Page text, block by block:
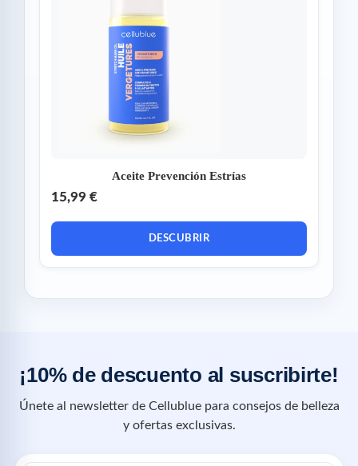
Aceite Prevención Estrías
15,99 €
DESCUBRIR
¡10% de descuento al suscribirte!
Únete al newsletter de Cellublue para consejos de belleza
y ofertas exclusivas.